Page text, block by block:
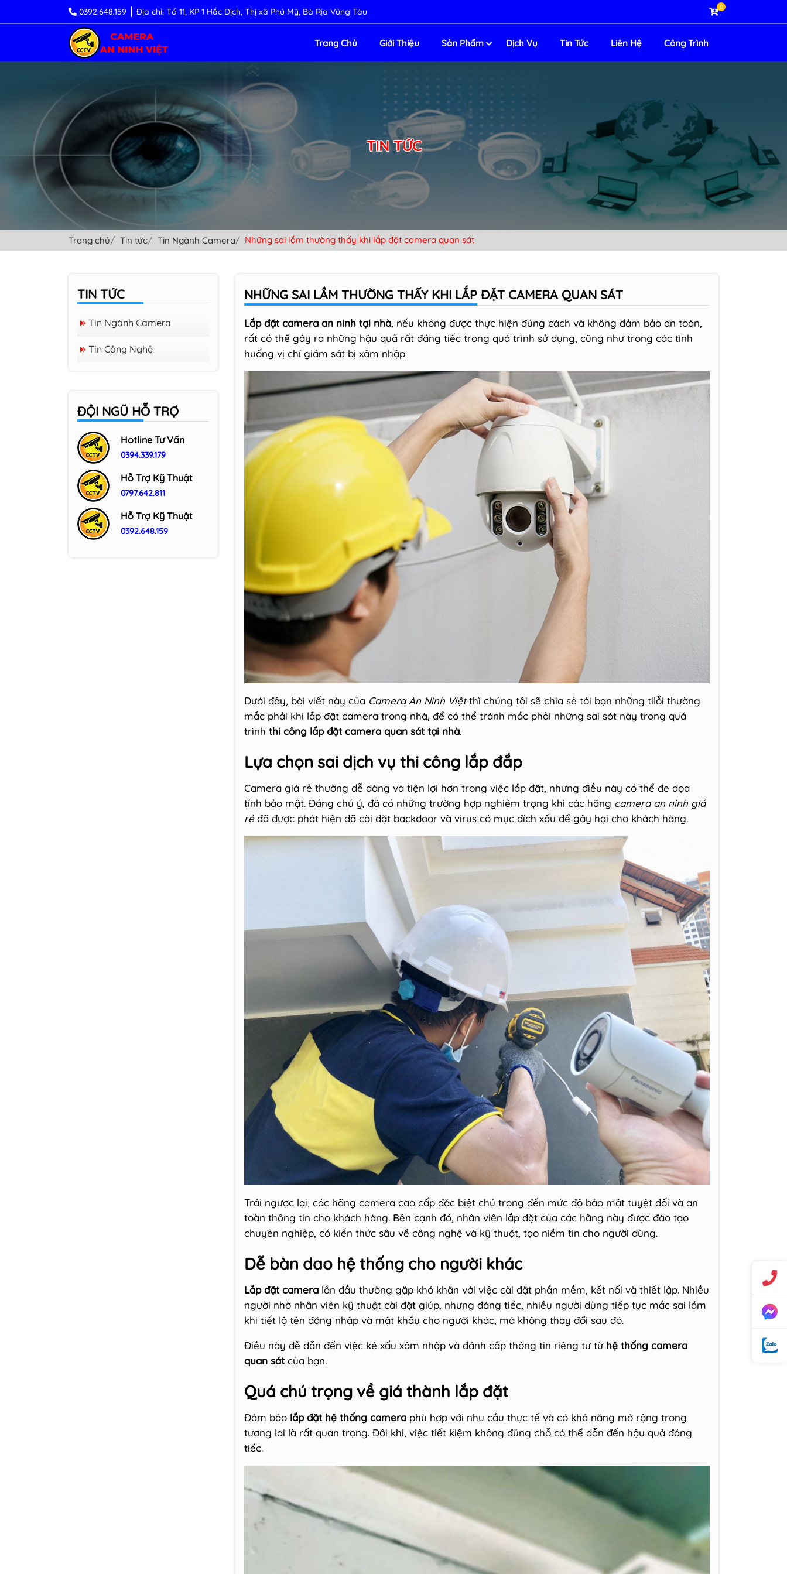
0392.648.159 Địa chỉ: Tổ 11, KP 1 Hắc Dịch, Thị xã Phú Mỹ, Bà Rịa Vũng Tàu 0
Trang Chủ Giới Thiệu Sản Phẩm Dịch Vụ Tin Tức Liên Hệ Công Trình
TIN TỨC
Trang chủ Tin tức Tin Ngành Camera Những sai lầm thường thấy khi lắp đặt camera quan sát
NHỮNG SAI LẦM THƯỜNG THẤY KHI LẮP ĐẶT CAMERA QUAN SÁT
Lắp đặt camera an ninh tại nhà, nếu không được thực hiện đúng cách và không đảm bảo an toàn,
rất có thể gây ra những hậu quả rất đáng tiếc trong quá trình sử dụng, cũng như trong các tình
huống vị chí giám sát bị xâm nhập
Dưới đây, bài viết này của Camera An Ninh Việtthì chúng tôi sẽ chia sẻ tới bạn những tilỗi thường
mắc phải khi lắp đặt camera trong nhà, để có thể tránh mắc phải những sai sót này trong quá
trình thi công lắp đặt camera quan sát tại nhà.
Lựa chọn sai dịch vụ thi công lắp đắp
Camera giá rẻ thường dễ dàng và tiện lợi hơn trong việc lắp đặt, nhưng điều này có thể đe dọa
tính bảo mật. Đáng chú ý, đã có những trường hợp nghiêm trọng khi các hãng camera an ninh giá
rẻđã được phát hiện đã cài đặt backdoor và virus có mục đích xấu để gây hại cho khách hàng.
Trái ngược lại, các hãng camera cao cấp đặc biệt chú trọng đến mức độ bảo mật tuyệt đối và an
toàn thông tin cho khách hàng. Bên cạnh đó, nhân viên lắp đặt của các hãng này được đào tạo
chuyên nghiệp, có kiến thức sâu về công nghệ và kỹ thuật, tạo niềm tin cho người dùng.
Dễ bàn dao hệ thống cho người khác
Lắp đặt camera lần đầu thường gặp khó khăn với việc cài đặt phần mềm, kết nối và thiết lập. Nhiều
người nhờ nhân viên kỹ thuật cài đặt giúp, nhưng đáng tiếc, nhiều người dùng tiếp tục mắc sai lầm
khi tiết lộ tên đăng nhập và mật khẩu cho người khác, mà không thay đổi sau đó.
Điều này dễ dẫn đến việc kẻ xấu xâm nhập và đánh cắp thông tin riêng tư từ hệ thống camera
quan sátcủa bạn.
Quá chú trọng về giá thành lắp đặt
Đảm bảo lắp đặt hệ thống camera phù hợp với nhu cầu thực tế và có khả năng mở rộng trong
tương lai là rất quan trọng. Đôi khi, việc tiết kiệm không đúng chỗ có thể dẫn đến hậu quả đáng
tiếc.
TIN TỨC
Tin Ngành Camera
Tin Công Nghệ
ĐỘI NGŨ HỖ TRỢ
Hotline Tư Vấn
0394.339.179
Hỗ Trợ Kỹ Thuật
0797.642.811
Hỗ Trợ Kỹ Thuật
0392.648.159